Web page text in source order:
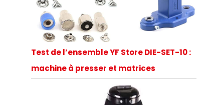
Test de l’ensemble YF Store DIE-SET-10 :
machine à presser et matrices